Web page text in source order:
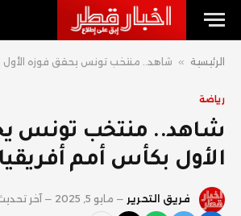
الرئيسية » شاهد.. منتخب تونس يحقق فوزه الأول
رياضة
شاهد.. منتخب تونس
الأول بكأس أمم
فريق التحرير مايو 5, 2025 آخر